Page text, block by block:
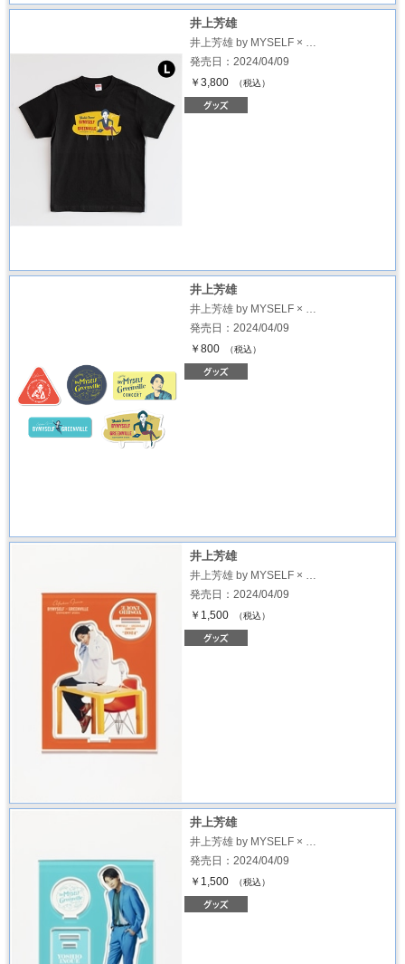
井上芳雄
井上芳雄 by MYSELF × …
発売日：2024/04/09
￥3,800
（税込）
井上芳雄
井上芳雄 by MYSELF × …
発売日：2024/04/09
￥800
（税込）
井上芳雄
井上芳雄 by MYSELF × …
発売日：2024/04/09
￥1,500
（税込）
井上芳雄
井上芳雄 by MYSELF × …
発売日：2024/04/09
￥1,500
（税込）